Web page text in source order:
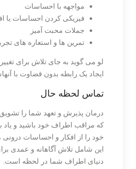
مواجهه با احساسات
فیزیکی کردن احساسات یا
جملات محبت آمیز
تمرین ها و استعاره های
لو می گوید به جای تلاش برای
ایجاد یک رابطه بدون قضاوت با
تماس لحظه حال
درمان پذیرش و تعهد شما را
که مراقب اطراف خود باشید و یاد
خود را از افکار و احساسات درونی
این شامل تلاش آگاهانه و عمدی
دنیای اطراف شما در لحظه است.